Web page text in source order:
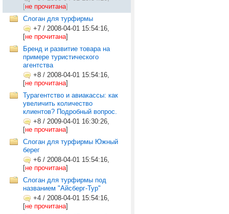
[не прочитана]
Cлоган для турфирмы
+7 / 2008-04-01 15:54:16,
[не прочитана]
Бренд и развитие товара на
примере туристического
агентства
+8 / 2008-04-01 15:54:16,
[не прочитана]
Турагентство и авиакассы: как
увеличить количество
клиентов? Подробный вопрос.
+8 / 2009-04-01 16:30:26,
[не прочитана]
Слоган для турфирмы Южный
берег
+6 / 2008-04-01 15:54:16,
[не прочитана]
Слоган для турфирмы под
названием "Айсберг-Тур"
+4 / 2008-04-01 15:54:16,
[не прочитана]